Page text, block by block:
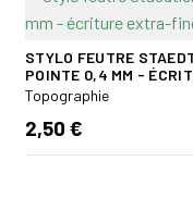
STYLO FEUTRE
POINTE 0,4 MM -
Topographie
2,50 €